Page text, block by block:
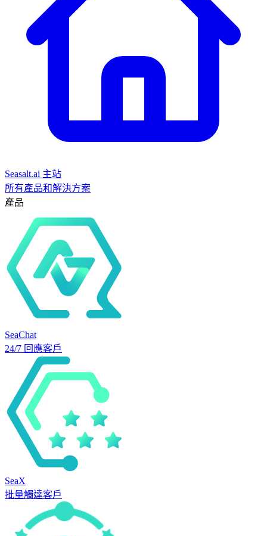
Seasalt.ai 主站
所有產品和解決方案
產品
SeaChat
24/7 回應客戶
SeaX
批量觸達客戶